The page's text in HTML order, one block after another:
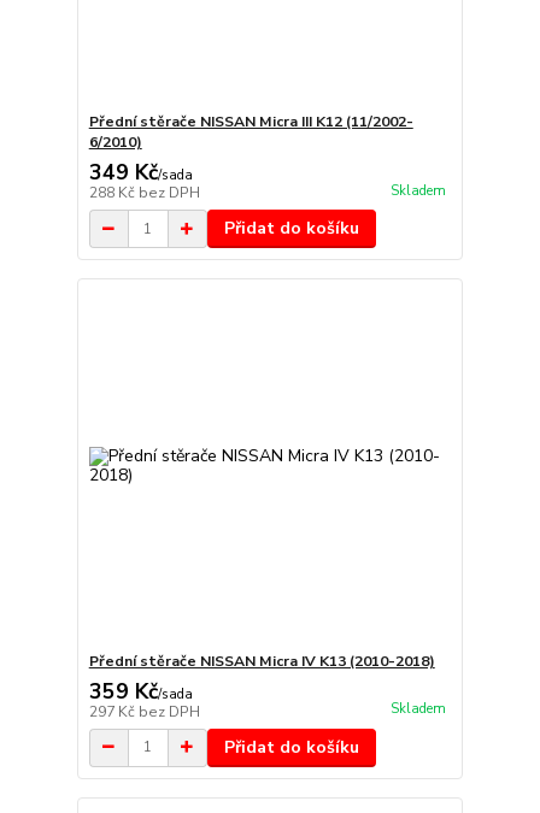
Přední stěrače NISSAN Micra III K12 (11/2002-
6/2010)
349 Kč/sada
288 Kč bez DPH Skladem
Přidat do košíku
Přední stěrače NISSAN Micra IV K13 (2010-2018)
359 Kč/sada
297 Kč bez DPH Skladem
Přidat do košíku